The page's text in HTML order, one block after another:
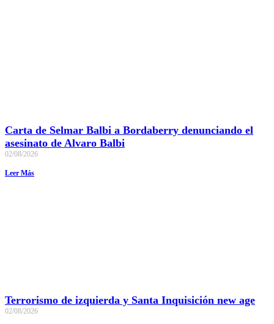
Carta de Selmar Balbi a Bordaberry denunciando el
asesinato de Alvaro Balbi
02/08/2026
Leer Más
Terrorismo de izquierda y Santa Inquisición new age
02/08/2026